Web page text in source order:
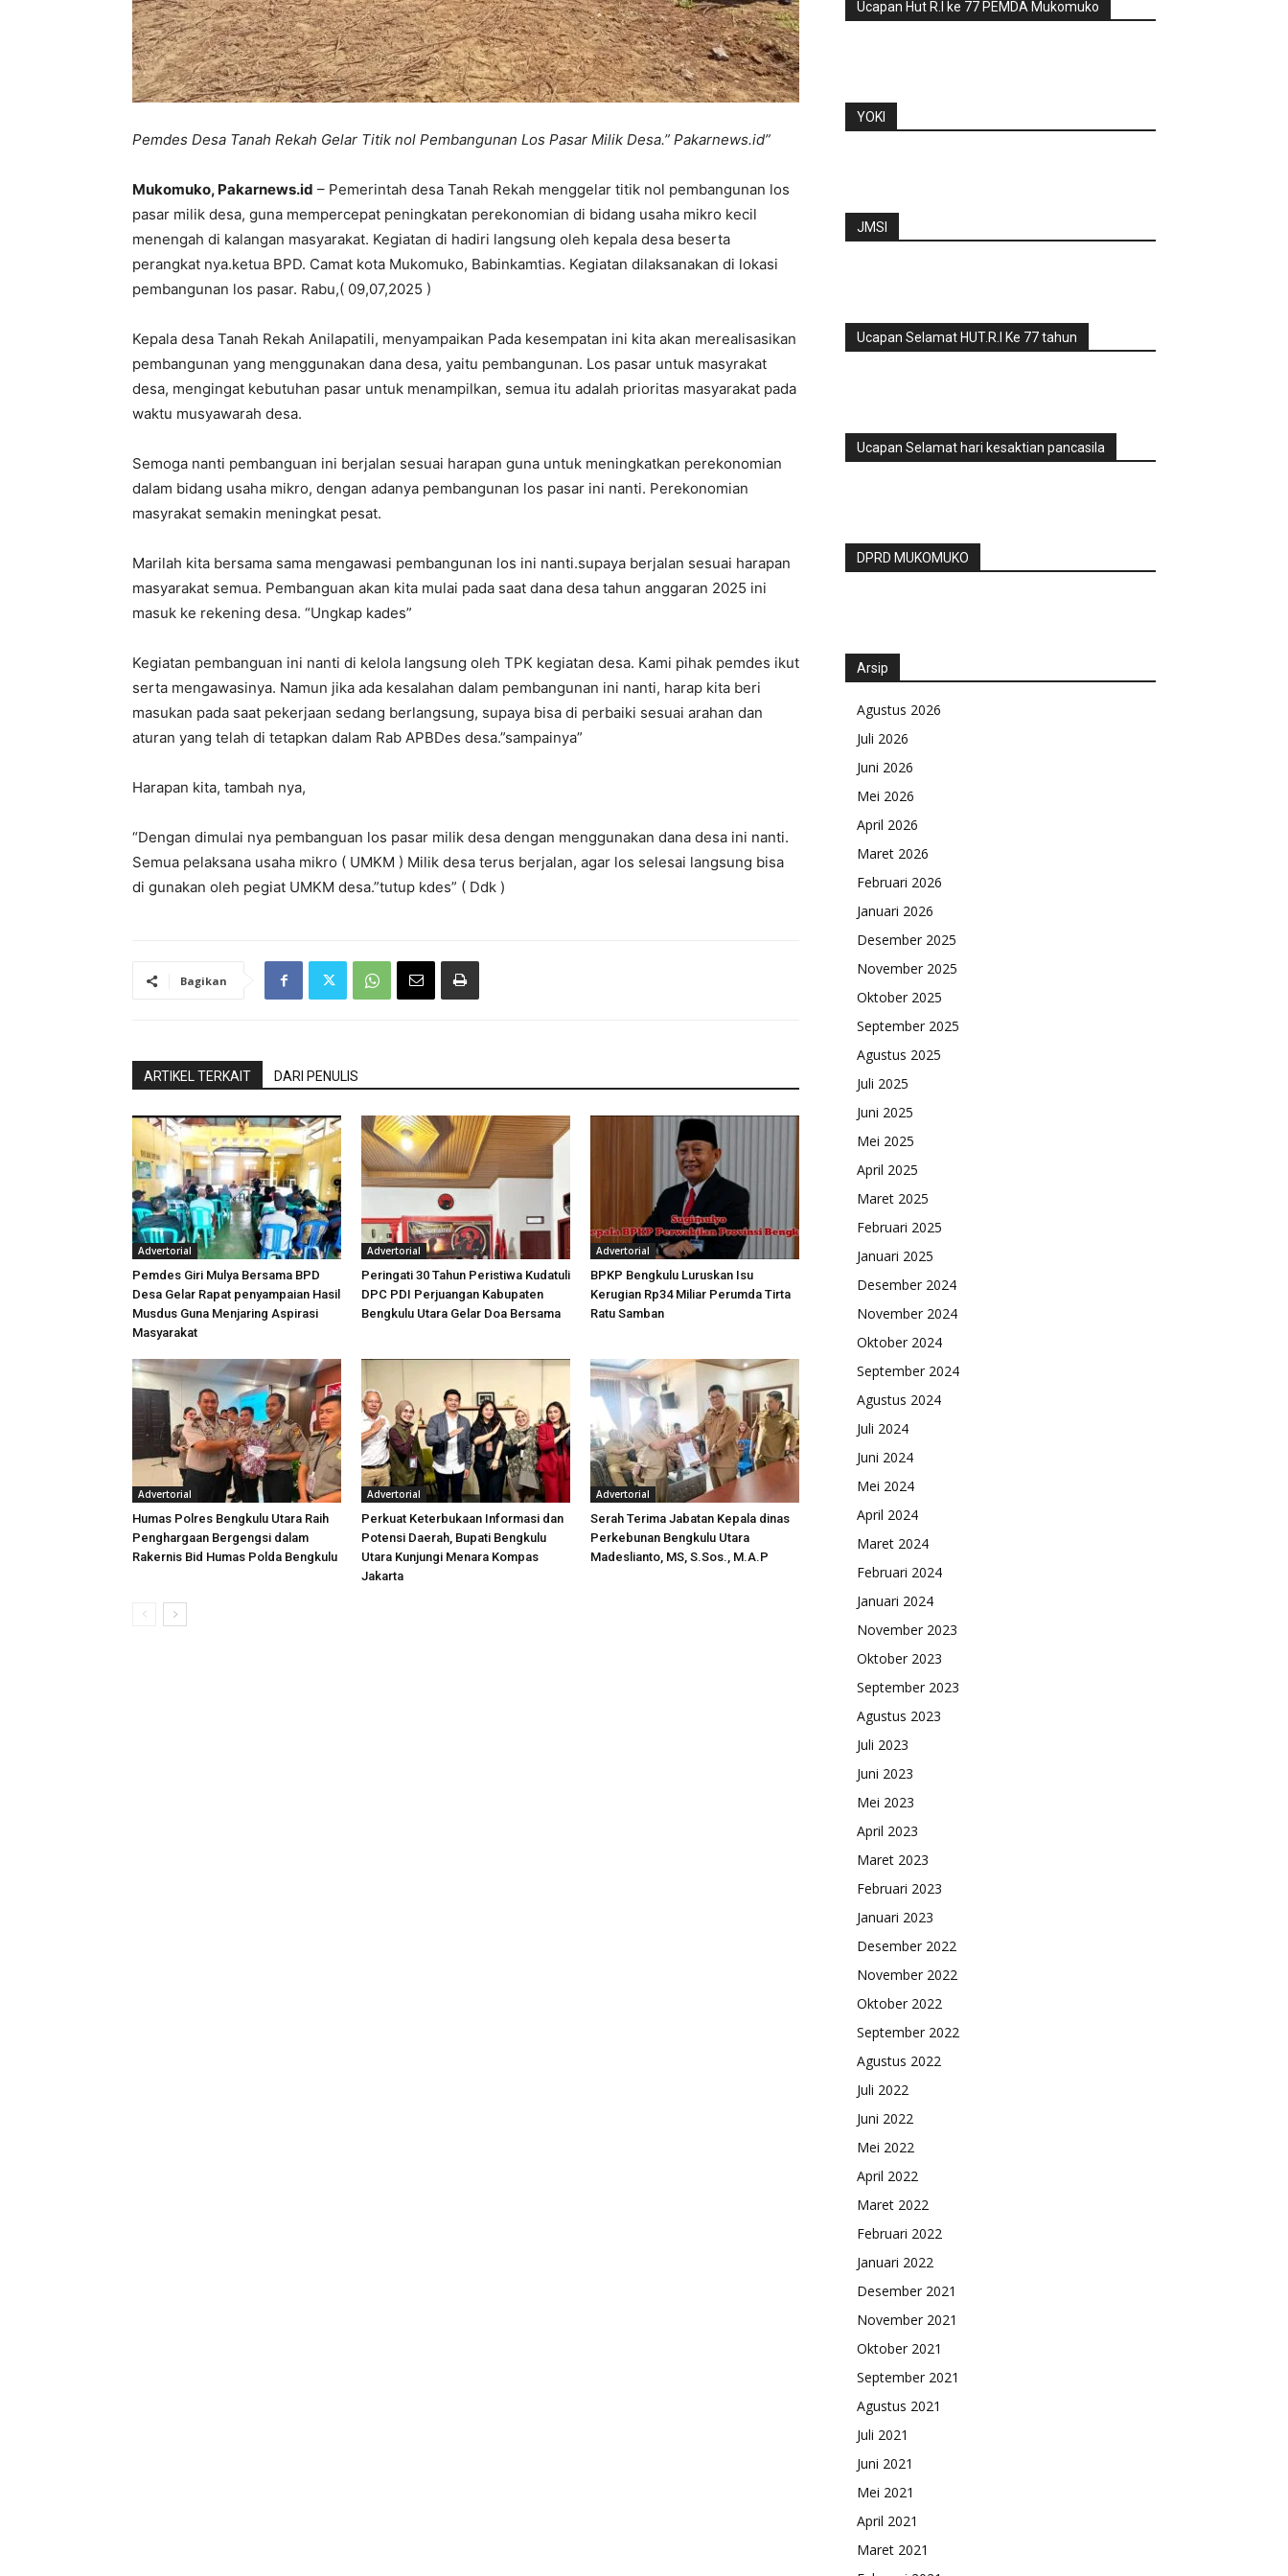
Pemdes Desa Tanah Rekah Gelar Titik nol Pembangunan Los Pasar Milik Desa.” Pakarnews.id”
Mukomuko, Pakarnews.id – Pemerintah desa Tanah Rekah menggelar titik nol pembangunan los
pasar milik desa, guna mempercepat peningkatan perekonomian di bidang usaha mikro kecil
menengah di kalangan masyarakat. Kegiatan di hadiri langsung oleh kepala desa beserta
perangkat nya.ketua BPD. Camat kota Mukomuko, Babinkamtias. Kegiatan dilaksanakan di lokasi
pembangunan los pasar. Rabu,( 09,07,2025 )
Kepala desa Tanah Rekah Anilapatili, menyampaikan Pada kesempatan ini kita akan merealisasikan
pembangunan yang menggunakan dana desa, yaitu pembangunan. Los pasar untuk masyrakat
desa, mengingat kebutuhan pasar untuk menampilkan, semua itu adalah prioritas masyarakat pada
waktu musyawarah desa.
Semoga nanti pembanguan ini berjalan sesuai harapan guna untuk meningkatkan perekonomian
dalam bidang usaha mikro, dengan adanya pembangunan los pasar ini nanti. Perekonomian
masyrakat semakin meningkat pesat.
Marilah kita bersama sama mengawasi pembangunan los ini nanti.supaya berjalan sesuai harapan
masyarakat semua. Pembanguan akan kita mulai pada saat dana desa tahun anggaran 2025 ini
masuk ke rekening desa. “Ungkap kades”
Kegiatan pembanguan ini nanti di kelola langsung oleh TPK kegiatan desa. Kami pihak pemdes ikut
serta mengawasinya. Namun jika ada kesalahan dalam pembangunan ini nanti, harap kita beri
masukan pada saat pekerjaan sedang berlangsung, supaya bisa di perbaiki sesuai arahan dan
aturan yang telah di tetapkan dalam Rab APBDes desa.”sampainya”
Harapan kita, tambah nya,
“Dengan dimulai nya pembanguan los pasar milik desa dengan menggunakan dana desa ini nanti.
Semua pelaksana usaha mikro ( UMKM ) Milik desa terus berjalan, agar los selesai langsung bisa
di gunakan oleh pegiat UMKM desa.”tutup kdes” ( Ddk )
Bagikan
ARTIKEL TERKAIT DARI PENULIS
Advertorial
Pemdes Giri Mulya Bersama BPD
Desa Gelar Rapat penyampaian Hasil
Musdus Guna Menjaring Aspirasi
Masyarakat
Advertorial
Peringati 30 Tahun Peristiwa Kudatuli
DPC PDI Perjuangan Kabupaten
Bengkulu Utara Gelar Doa Bersama
Advertorial
BPKP Bengkulu Luruskan Isu
Kerugian Rp34 Miliar Perumda Tirta
Ratu Samban
Advertorial
Humas Polres Bengkulu Utara Raih
Penghargaan Bergengsi dalam
Rakernis Bid Humas Polda Bengkulu
Advertorial
Perkuat Keterbukaan Informasi dan
Potensi Daerah, Bupati Bengkulu
Utara Kunjungi Menara Kompas
Jakarta
Advertorial
Serah Terima Jabatan Kepala dinas
Perkebunan Bengkulu Utara
Madeslianto, MS, S.Sos., M.A.P
Ucapan Hut R.I ke 77 PEMDA Mukomuko
YOKI
JMSI
Ucapan Selamat HUT.R.I Ke 77 tahun
Ucapan Selamat hari kesaktian pancasila
DPRD MUKOMUKO
Arsip
Agustus 2026
Juli 2026
Juni 2026
Mei 2026
April 2026
Maret 2026
Februari 2026
Januari 2026
Desember 2025
November 2025
Oktober 2025
September 2025
Agustus 2025
Juli 2025
Juni 2025
Mei 2025
April 2025
Maret 2025
Februari 2025
Januari 2025
Desember 2024
November 2024
Oktober 2024
September 2024
Agustus 2024
Juli 2024
Juni 2024
Mei 2024
April 2024
Maret 2024
Februari 2024
Januari 2024
November 2023
Oktober 2023
September 2023
Agustus 2023
Juli 2023
Juni 2023
Mei 2023
April 2023
Maret 2023
Februari 2023
Januari 2023
Desember 2022
November 2022
Oktober 2022
September 2022
Agustus 2022
Juli 2022
Juni 2022
Mei 2022
April 2022
Maret 2022
Februari 2022
Januari 2022
Desember 2021
November 2021
Oktober 2021
September 2021
Agustus 2021
Juli 2021
Juni 2021
Mei 2021
April 2021
Maret 2021